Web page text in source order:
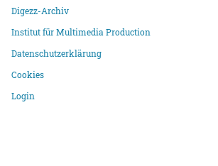
Digezz-Archiv
Institut für Multimedia Production
Datenschutzerklärung
Cookies
Login